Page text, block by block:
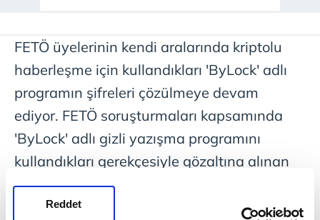
Reddet
FETÖ üyelerinin kendi aralarında kriptolu
haberleşme için kullandıkları 'ByLock' adlı
programın şifreleri çözülmeye devam
ediyor. FETÖ soruşturmaları kapsamında
'ByLock' adlı gizli yazışma programını
kullandıkları gerekçesiyle gözaltına alınan
şüphelilerin cep telefonu ve bilgisayar
incelemelerinde 'ByLock' ile ilgili yeni veriler